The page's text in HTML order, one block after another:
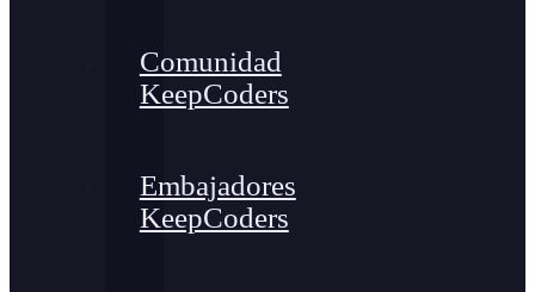
Comunidad
KeepCoders
Embajadores
KeepCoders